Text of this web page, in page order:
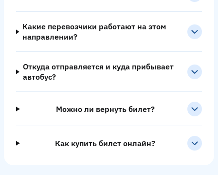
Какие перевозчики работают на этом
направлении?
Откуда отправляется и куда прибывает
автобус?
Можно ли вернуть билет?
Как купить билет онлайн?